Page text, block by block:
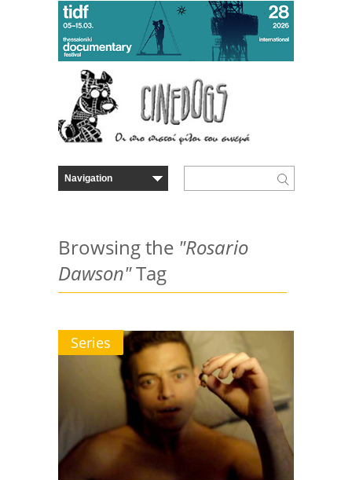
Browsing the "Rosario
Dawson"Tag
Series